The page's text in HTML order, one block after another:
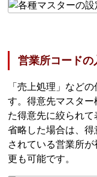
営業所コードの
「売上処理」など
す。得意先マスタ
た得意先に絞られ
省略した場合は、
されている営業所
更も可能です。